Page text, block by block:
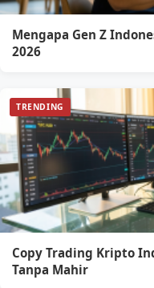
Mengapa Gen Z
2026
TRENDING
Copy Trading Kripto
Tanpa Mahir